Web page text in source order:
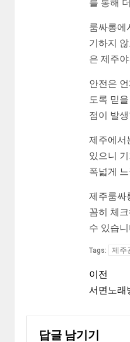
를 통해
룸싸롱에
기하지
은 제주
안전은
도록 믿
점이 발
제주에서
있으니
폭넓게
제주룸싸
꼼히 체
수 있습
Tags: 제주
이전
서면노래
답글 남기기